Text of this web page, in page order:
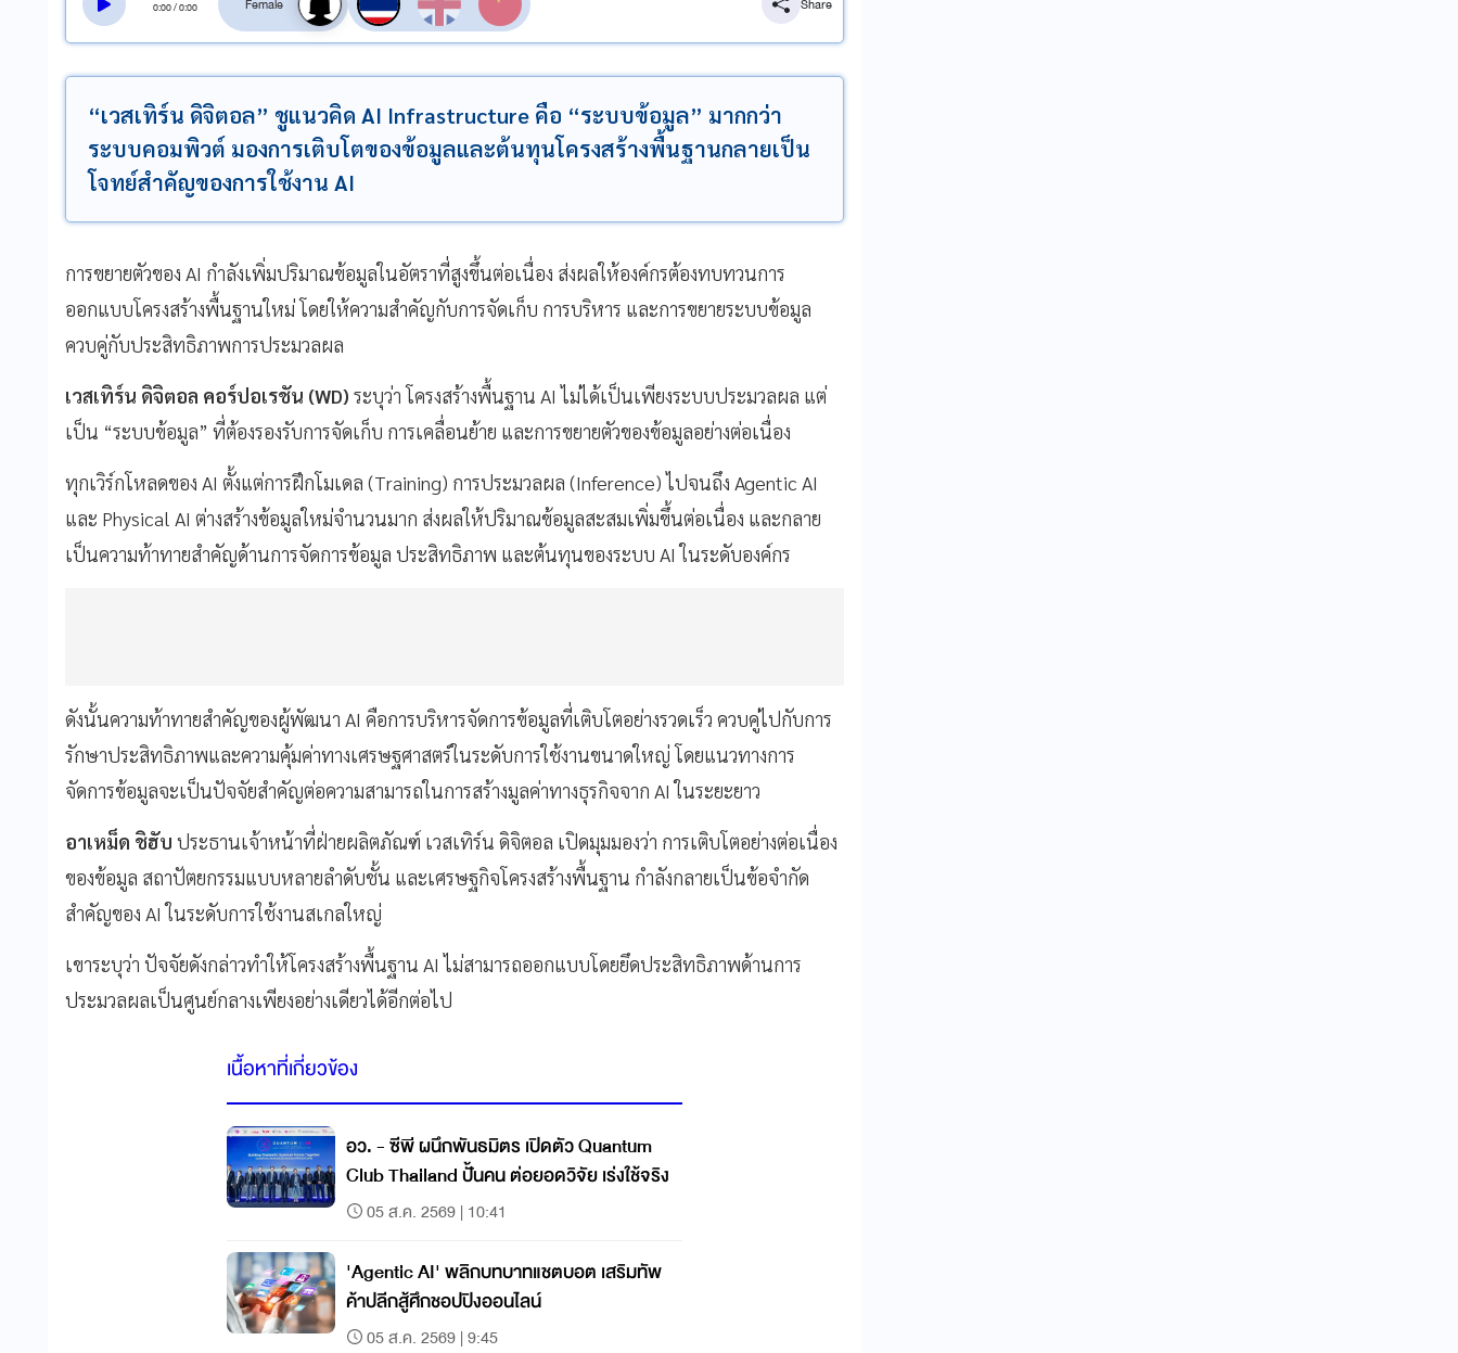
0:00/0:00
“เวสเทิร์น ดิจิตอล” ชูแนวคิด AI Infrastructure คือ “ระบบข้อมูล” มากกว่า
ระบบคอมพิวต์ มองการเติบโตของข้อมูลและต้นทุนโครงสร้างพื้นฐานกลายเป็น
โจทย์สำคัญของการใช้งาน AI
การขยายตัวของ AI กำลังเพิ่มปริมาณข้อมูลในอัตราที่สูงขึ้นต่อเนื่อง ส่งผลให้องค์กรต้องทบทวนการ
ออกแบบโครงสร้างพื้นฐานใหม่ โดยให้ความสำคัญกับการจัดเก็บ การบริหาร และการขยายระบบข้อมูล
ควบคู่กับประสิทธิภาพการประมวลผล
เวสเทิร์น ดิจิตอล คอร์ปอเรชัน (WD) ระบุว่า โครงสร้างพื้นฐาน AI ไม่ได้เป็นเพียงระบบประมวลผล แต่
เป็น “ระบบข้อมูล” ที่ต้องรองรับการจัดเก็บ การเคลื่อนย้าย และการขยายตัวของข้อมูลอย่างต่อเนื่อง
ทุกเวิร์กโหลดของ AI ตั้งแต่การฝึกโมเดล (Training) การประมวลผล (Inference) ไปจนถึง Agentic AI
และ Physical AI ต่างสร้างข้อมูลใหม่จำนวนมาก ส่งผลให้ปริมาณข้อมูลสะสมเพิ่มขึ้นต่อเนื่อง และกลาย
เป็นความท้าทายสำคัญด้านการจัดการข้อมูล ประสิทธิภาพ และต้นทุนของระบบ AI ในระดับองค์กร
ดังนั้นความท้าทายสำคัญของผู้พัฒนา AI คือการบริหารจัดการข้อมูลที่เติบโตอย่างรวดเร็ว ควบคู่ไปกับการ
รักษาประสิทธิภาพและความคุ้มค่าทางเศรษฐศาสตร์ในระดับการใช้งานขนาดใหญ่ โดยแนวทางการ
จัดการข้อมูลจะเป็นปัจจัยสำคัญต่อความสามารถในการสร้างมูลค่าทางธุรกิจจาก AI ในระยะยาว
อาเหม็ด ชิฮับ ประธานเจ้าหน้าที่ฝ่ายผลิตภัณฑ์ เวสเทิร์น ดิจิตอล เปิดมุมมองว่า การเติบโตอย่างต่อเนื่อง
ของข้อมูล สถาปัตยกรรมแบบหลายลำดับชั้น และเศรษฐกิจโครงสร้างพื้นฐาน กำลังกลายเป็นข้อจำกัด
สำคัญของ AI ในระดับการใช้งานสเกลใหญ่
เขาระบุว่า ปัจจัยดังกล่าวทำให้โครงสร้างพื้นฐาน AI ไม่สามารถออกแบบโดยยึดประสิทธิภาพด้านการ
ประมวลผลเป็นศูนย์กลางเพียงอย่างเดียวได้อีกต่อไป
เนื้อหาที่เกี่ยวข้อง
อว. - ซีพี ผนึกพันธมิตร เปิดตัว Quantum
Club Thailand ปั้นคน ต่อยอดวิจัย เร่งใช้จริง
05 ส.ค. 2569 | 10:41
'Agentic AI' พลิกบทบาทแชตบอต เสริมทัพ
ค้าปลีกสู้ศึกชอปปิงออนไลน์
05 ส.ค. 2569 | 9:45